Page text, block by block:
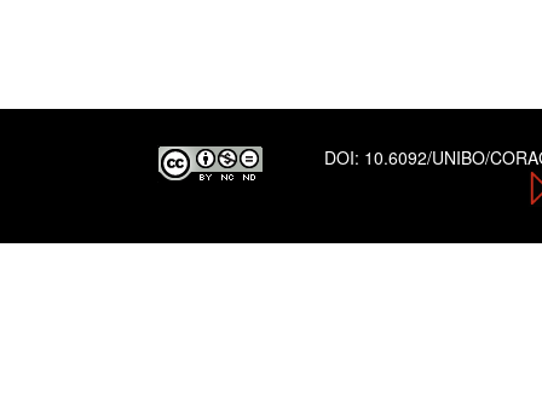
DOI: 10.6092/UNIBO/